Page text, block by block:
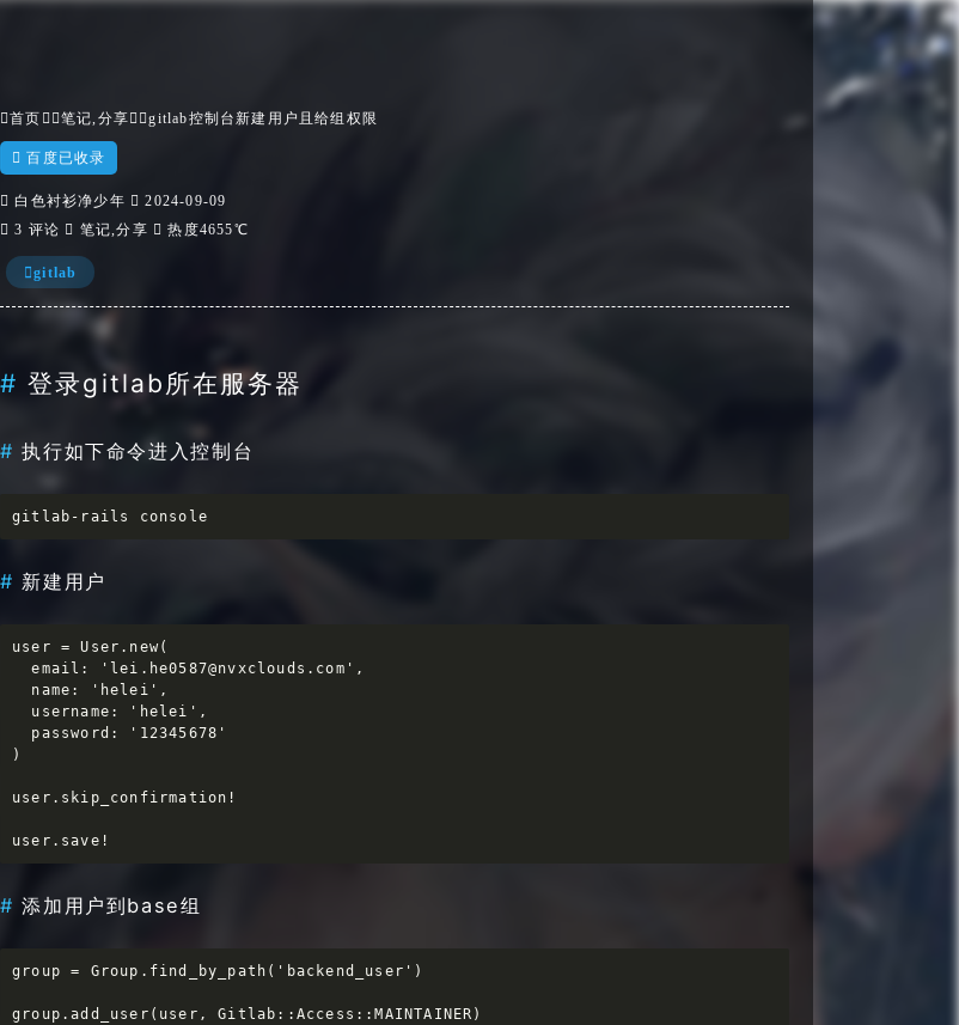
首页 笔记, 分享gitlab控制台新建用户且给组权限
百度已收录
 白色衬衫净少年  2024-09-09
 3 评论  笔记,分享  热度4655℃
gitlab
登录gitlab所在服务器
执行如下命令进入控制台
gitlab-rails console
新建用户
user = User.new(
  email: 'lei.he0587@nvxclouds.com',
  name: 'helei',
  username: 'helei',
  password: '12345678'
)
user.skip_confirmation!
user.save!
添加用户到base组
group = Group.find_by_path('backend_user')
group.add_user(user, Gitlab::Access::MAINTAINER)